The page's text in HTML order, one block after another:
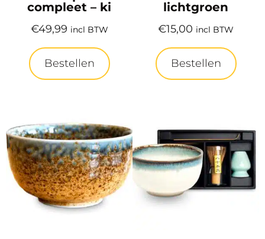
compleet – ki
€49,99 incl BTW
Bestellen
lichtgroen
€15,00 incl BTW
Bestellen